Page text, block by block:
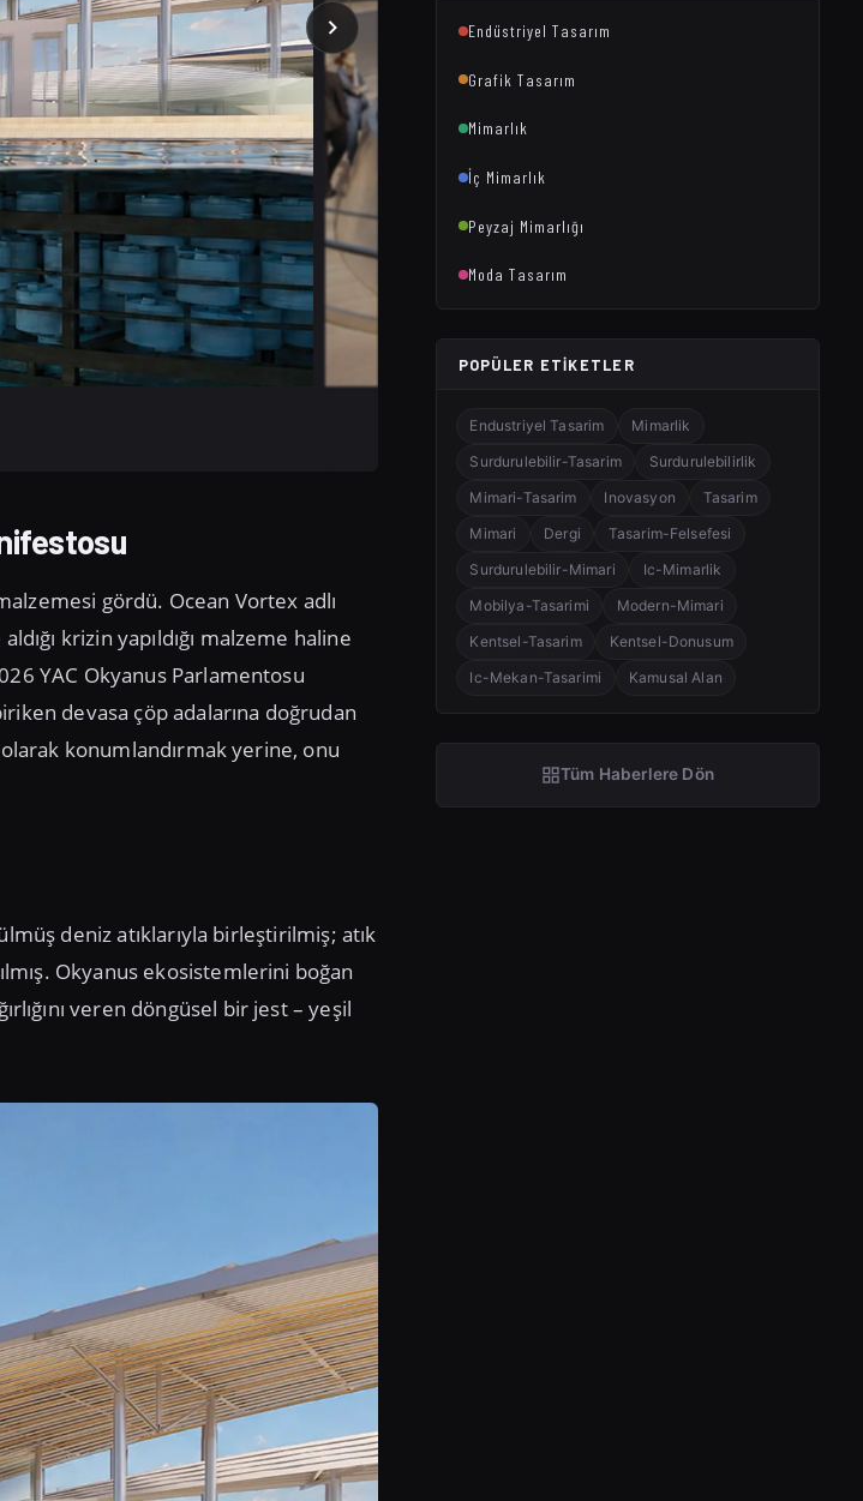
gördü. Ocean Vortex adlı
krizin yapıldığı malzeme haline
YAC Okyanus Parlamentosu
devasa çöp adalarına doğrudan
konumlandırmak yerine, onu
deniz atıklarıyla birleştirilmiş; atık
Okyanus ekosistemlerini boğan
veren döngüsel bir jest – yeşil
Endüstriyel Tasarım
Grafik Tasarım
Mimarlık
İç Mimarlık
Peyzaj Mimarlığı
Moda Tasarım
POPÜLER ETIKETLER
Endustriyel Tasarim
Mimarlik
Surdurulebilir-Tasarim
Surdurulebilirlik
Mimari-Tasarim
Inovasyon
Tasarim
Mimari
Dergi
Tasarim-Felsefesi
Surdurulebilir-Mimari
Ic-Mimarlik
Mobilya-Tasarimi
Modern-Mimari
Kentsel-Tasarim
Kentsel-Donusum
Ic-Mekan-Tasarimi
Kamusal Alan
Tüm Haberlere Dön